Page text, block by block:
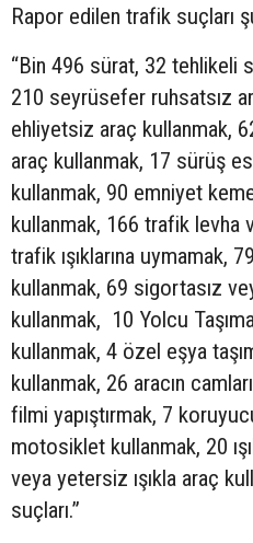
Rapor edilen trafik suçları
“Bin 496 sürat, 32 tehlikeli
210 seyrüsefer ruhsatsız
ehliyetsiz araç kullanmak,
araç kullanmak, 17 sürüş
kullanmak, 90 emniyet
kullanmak, 166 trafik levha
trafik ışıklarına uymamak,
kullanmak, 69 sigortasız
kullanmak, 10 Yolcu
kullanmak, 4 özel eşya
kullanmak, 26 aracın
filmi yapıştırmak, 7
motosiklet kullanmak, 20
veya yetersiz ışıkla araç
suçları.”